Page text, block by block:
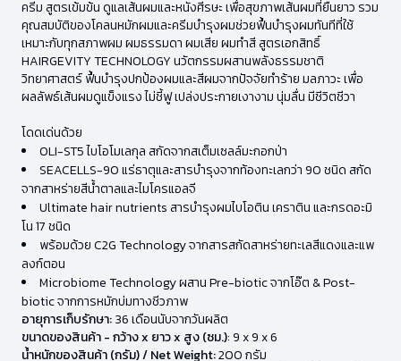
ครีม สูตรเข้มข้น ดูแลเส้นผมและหนังศีรษะ เพื่อสุขภาพเส้นผมที่ยืนยาว รวม
คุณสมบัติของโคลนหมักผมและครีมบำรุงผมช่วยฟื้นบำรุงผมทันทีที่ใช้
เหมาะกับทุกสภาพผม ผมธรรมดา ผมเสีย ผมทำสี สูตรเอกสิทธิ์
HAIRGEVITY TECHNOLOGY นวัตกรรมผสานพลังธรรมชาติ
วิทยาศาสตร์ ฟื้นบำรุงปกป้องผมและสีผมจากปัจจัยทำร้าย มลภาวะ เพื่อ
ผลลัพธ์เส้นผมดูแข็งแรง ไม่ชี้ฟู เปล่งประกายเงางาม นุ่มลื่น มีชีวิตชีวา
โดดเด่นด้วย
OLI-ST5 ไบโอโมเลกุล สกัดจากสเต็มเซลล์มะกอกป่า
SEACELLS-90 แร่ธาตุและสารบำรุงจากท้องทะเลกว่า 90 ชนิด สกัด
จากสาหร่ายสีน้ำตาลและไมโครแอลจี
Ultimate hair nutrients สารบำรุงผมไบโอติน เคราติน และกรดอะมิ
โน 17 ชนิด
พร้อมด้วย C2G Technology จากสารสกัดสาหร่ายทะเลสีแดงและแพ
ลงก์ตอน
Microbiome Technology ผสาน Pre-biotic จากโอ๊ต & Post-
biotic จากการหมักบ่มทางชีวภาพ
อายุการเก็บรักษา:36 เดือนนับจากวันผลิต
ขนาดของสินค้า - กว้าง x ยาว x สูง (ซม.): 9 x 9 x 6
น้ำหนักของสินค้า (กรัม) / Net Weight:200 กรัม